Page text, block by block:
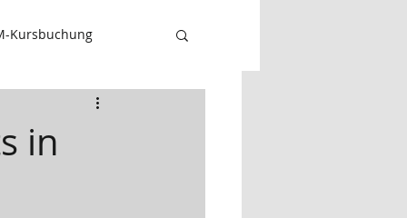
Kursbuchung
in